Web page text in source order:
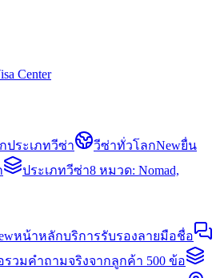
Center
ประเภทวีซ่า วีซ่าทั่วโลกNewยื่น
ประเภทวีซ่า8 หมวด: Nomad,
หน้าหลักบริการรับรองลายมือชื่อ
รวมคำถามจริงจากลูกค้า 500 ข้อ